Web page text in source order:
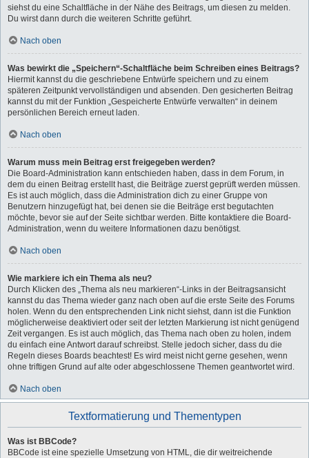
siehst du eine Schaltfläche in der Nähe des Beitrags, um diesen zu melden.
Du wirst dann durch die weiteren Schritte geführt.
Nach oben
Was bewirkt die „Speichern“-Schaltfläche beim Schreiben eines Beitrags?
Hiermit kannst du die geschriebene Entwürfe speichern und zu einem
späteren Zeitpunkt vervollständigen und absenden. Den gesicherten Beitrag
kannst du mit der Funktion „Gespeicherte Entwürfe verwalten“ in deinem
persönlichen Bereich erneut laden.
Nach oben
Warum muss mein Beitrag erst freigegeben werden?
Die Board-Administration kann entschieden haben, dass in dem Forum, in
dem du einen Beitrag erstellt hast, die Beiträge zuerst geprüft werden müssen.
Es ist auch möglich, dass die Administration dich zu einer Gruppe von
Benutzern hinzugefügt hat, bei denen sie die Beiträge erst begutachten
möchte, bevor sie auf der Seite sichtbar werden. Bitte kontaktiere die Board-
Administration, wenn du weitere Informationen dazu benötigst.
Nach oben
Wie markiere ich ein Thema als neu?
Durch Klicken des „Thema als neu markieren“-Links in der Beitragsansicht
kannst du das Thema wieder ganz nach oben auf die erste Seite des Forums
holen. Wenn du den entsprechenden Link nicht siehst, dann ist die Funktion
möglicherweise deaktiviert oder seit der letzten Markierung ist nicht genügend
Zeit vergangen. Es ist auch möglich, das Thema nach oben zu holen, indem
du einfach eine Antwort darauf schreibst. Stelle jedoch sicher, dass du die
Regeln dieses Boards beachtest! Es wird meist nicht gerne gesehen, wenn
ohne triftigen Grund auf alte oder abgeschlossene Themen geantwortet wird.
Nach oben
Textformatierung und Thementypen
Was ist BBCode?
BBCode ist eine spezielle Umsetzung von HTML, die dir weitreichende